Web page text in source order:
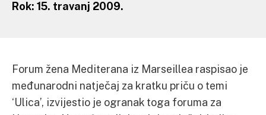
Rok: 15. travanj 2009.
Forum žena Mediterana iz Marseillea raspisao je
međunarodni natječaj za kratku priču o temi
‘Ulica’, izvijestio je ogranak toga foruma za